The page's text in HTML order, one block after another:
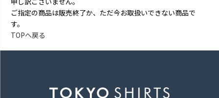
ご指定の商品は販売終了か、ただ今お取扱いできない商品で
す。
TOPへ戻る